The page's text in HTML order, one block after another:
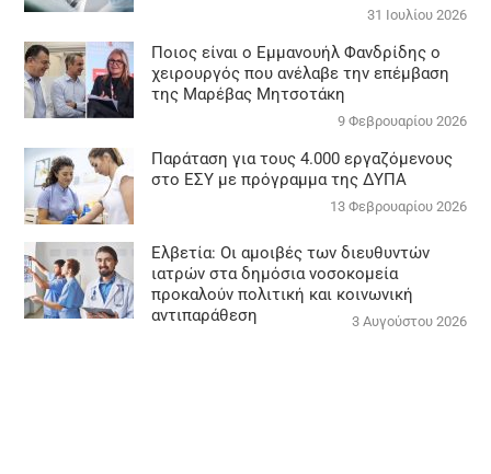
31 Ιουλίου 2026
Ποιος είναι ο Εμμανουήλ Φανδρίδης ο
χειρουργός που ανέλαβε την επέμβαση
της Μαρέβας Μητσοτάκη
9 Φεβρουαρίου 2026
Παράταση για τους 4.000 εργαζόμενους
στο ΕΣΥ με πρόγραμμα της ΔΥΠΑ
13 Φεβρουαρίου 2026
Ελβετία: Οι αμοιβές των διευθυντών
ιατρών στα δημόσια νοσοκομεία
προκαλούν πολιτική και κοινωνική
αντιπαράθεση
3 Αυγούστου 2026